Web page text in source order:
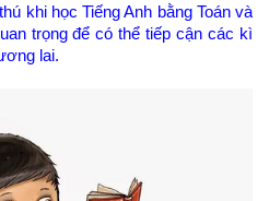
khi học Tiếng Anh bằng Toán và
trọng để có thể tiếp cận các kì
lai.